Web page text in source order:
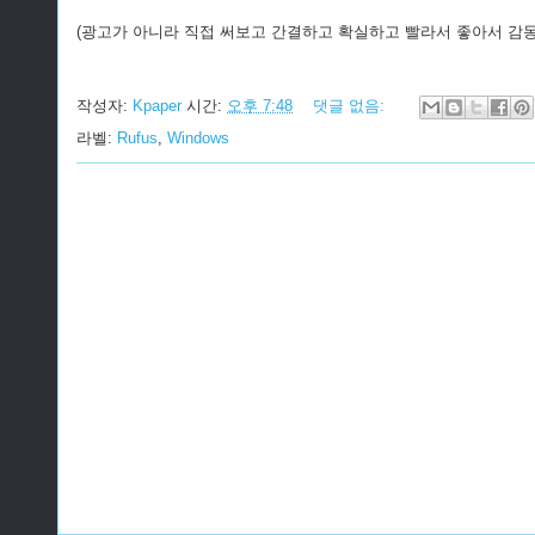
(광고가 아니라 직접 써보고 간결하고 확실하고 빨라서 좋아서 감
작성자: Kpaper 시간: 오후 7:48
댓글 없음:
라벨: Rufus Windows